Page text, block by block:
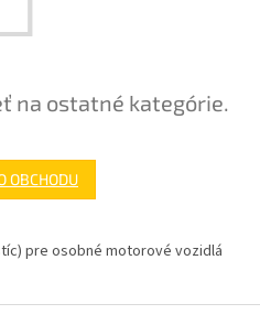
na ostatné kategórie.
OBCHODU
pre osobné motorové vozidlá